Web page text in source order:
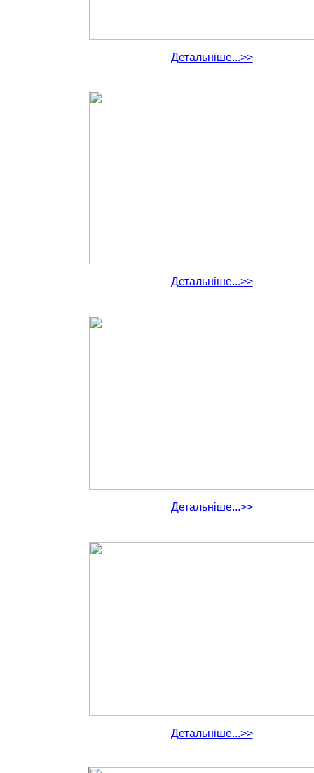
Детальніше...>>
Детальніше...>>
Детальніше...>>
Детальніше...>>